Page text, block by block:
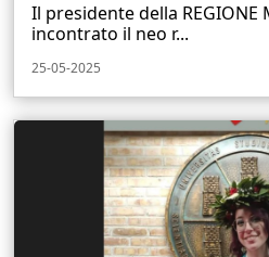
Il presidente della REGIONE
incontrato il neo r...
25-05-2025